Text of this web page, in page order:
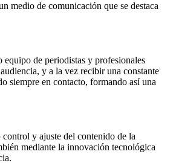
medio de comunicación que se destaca
equipo de periodistas y profesionales
y a la vez recibir una constante
siempre en contacto, formando así una
y ajuste del contenido de la
mediante la innovación tecnológica